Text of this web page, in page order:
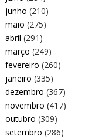
junho (210)
maio (275)
abril (291)
março (249)
fevereiro (260)
janeiro (335)
dezembro (367)
novembro (417)
outubro (309)
setembro (286)